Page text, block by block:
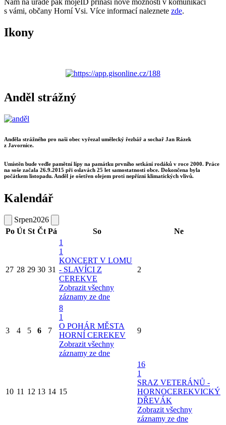
Nám na úřadě pak mojeID přináší nové možnosti v komunikaci
s vámi, občany Horní Vsi. Více informací naleznete zde.
Ikony
Anděl strážný
Anděla strážného pro naši obec vyřezal umělecký řezbář a sochař Jan Rázek
z Javornice.
Umístěn bude vedle pamětní lípy na památku prvního setkání rodáků v roce 2000. Práce
na soše začala 26.9.2015 při oslavách 25 let samostatnosti obce. Dokončena byla
počátkem listopadu. Anděl je ošetřen olejem proti nepřízni klimatických vlivů.
Kalendář
Srpen2026
Po Út St Čt Pá So Ne
27 28 29 30 31
1
1
KONCERT V LOMU
- SLAVÍCI Z
CEREKVE
Zobrazit všechny
záznamy ze dne
2
3 4 5 6 7
8
1
O POHÁR MĚSTA
HORNÍ CEREKEV
Zobrazit všechny
záznamy ze dne
9
10 11 12 13 14 15
16
1
SRAZ VETERÁNŮ -
HORNOCEREKVICKÝ
DŘEVÁK
Zobrazit všechny
záznamy ze dne